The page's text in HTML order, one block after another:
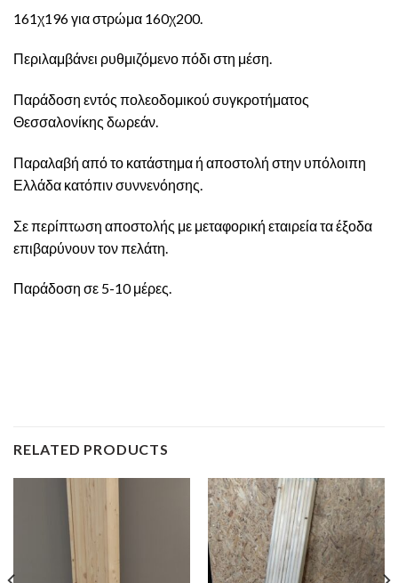
161χ196 για στρώμα 160χ200.
Περιλαμβάνει ρυθμιζόμενο πόδι στη μέση.
Παράδοση εντός πολεοδομικού συγκροτήματος
Θεσσαλονίκης δωρεάν.
Παραλαβή από το κατάστημα ή αποστολή στην υπόλοιπη
Ελλάδα κατόπιν συννενόησης.
Σε περίπτωση αποστολής με μεταφορική εταιρεία τα έξοδα
επιβαρύνουν τον πελάτη.
Παράδοση σε 5-10 μέρες.
RELATED PRODUCTS